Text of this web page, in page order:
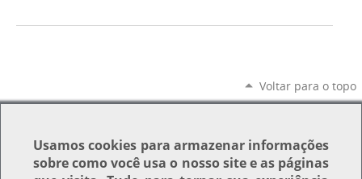
Voltar para o topo
Usamoscookies para armazenar informações
sobre como você usa o nosso site e as páginas